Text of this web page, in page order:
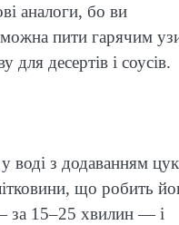
аналоги, бо ви
можна пити гарячим
для десертів і соусів.
воді з додаванням
що робить
за 15–25 хвилин — і